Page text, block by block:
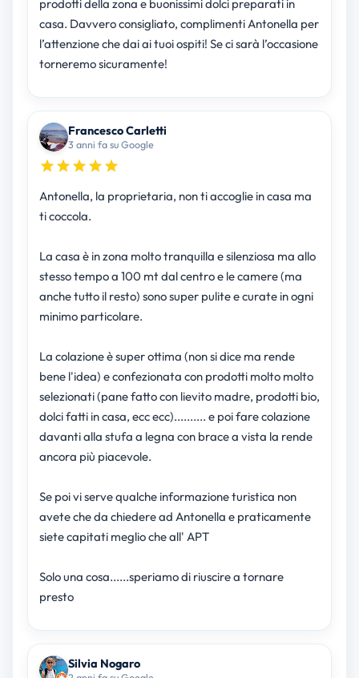
prodotti della zona e buonissimi dolci preparati in
casa. Davvero consigliato, complimenti Antonella per
l’attenzione che dai ai tuoi ospiti! Se ci sarà l’occasione
torneremo sicuramente!
Francesco Carletti
3 anni fa su Google
Antonella, la proprietaria, non ti accoglie in casa ma
ti coccola.
La casa è in zona molto tranquilla e silenziosa ma allo
stesso tempo a 100 mt dal centro e le camere (ma
anche tutto il resto) sono super pulite e curate in ogni
minimo particolare.
La colazione è super ottima (non si dice ma rende
bene l'idea) e confezionata con prodotti molto molto
selezionati (pane fatto con lievito madre, prodotti bio,
dolci fatti in casa, ecc ecc).......... e poi fare colazione
davanti alla stufa a legna con brace a vista la rende
ancora più piacevole.
Se poi vi serve qualche informazione turistica non
avete che da chiedere ad Antonella e praticamente
siete capitati meglio che all' APT
Solo una cosa......speriamo di riuscire a tornare
presto
Silvia Nogaro